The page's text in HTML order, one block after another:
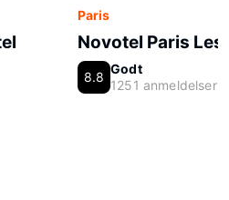
Paris
Novotel Paris Les
8.8
Godt
1251 anmeldelser